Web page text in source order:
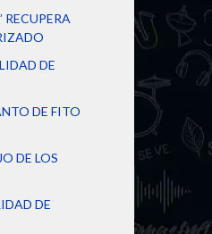
RECUPERA
DE
DE FITO
DE LOS
DE